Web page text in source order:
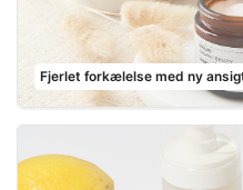
Fjerlet forkælelse med ny